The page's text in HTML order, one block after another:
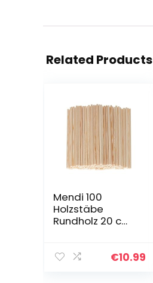
Related Products
Mendi 100
Holzstäbe
Rundholz 20 cm
holzstab runde
€10.99